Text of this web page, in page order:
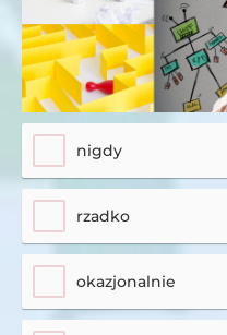
nigdy
rzadko
okazjonalnie